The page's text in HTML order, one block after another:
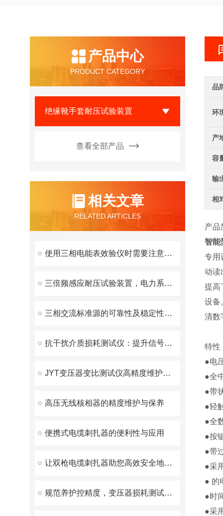
产品中心
PRODUCT CATEGORY
绝缘靴手套耐压试验装置
查看全部产品
相关文章
RELATED ARTICLES
使用三相电能表效验仪时需要注意以下几点
三倍频感应耐压试验装置，电力系统测试的重要工具
三相交流标准源的可靠性及稳定性研究
抗干扰介质损耗测试仪：提升信号稳定性的必备工具
JYT变压器变比测试仪高精度维护方案
高压无线核相器的精度维护与保养
便携式电缆刺扎器的便利性与应用
让双枪电缆刺扎器助您高效安全地施工
规范养护控精度，变压器损耗测试仪保养指南
品
环
产
容
输
相
产品
智能
专用
动读
提高
设备
清数
特性
●电
●全
●带
●轻
●全
●按
●带
●采
● 的
●时
●采